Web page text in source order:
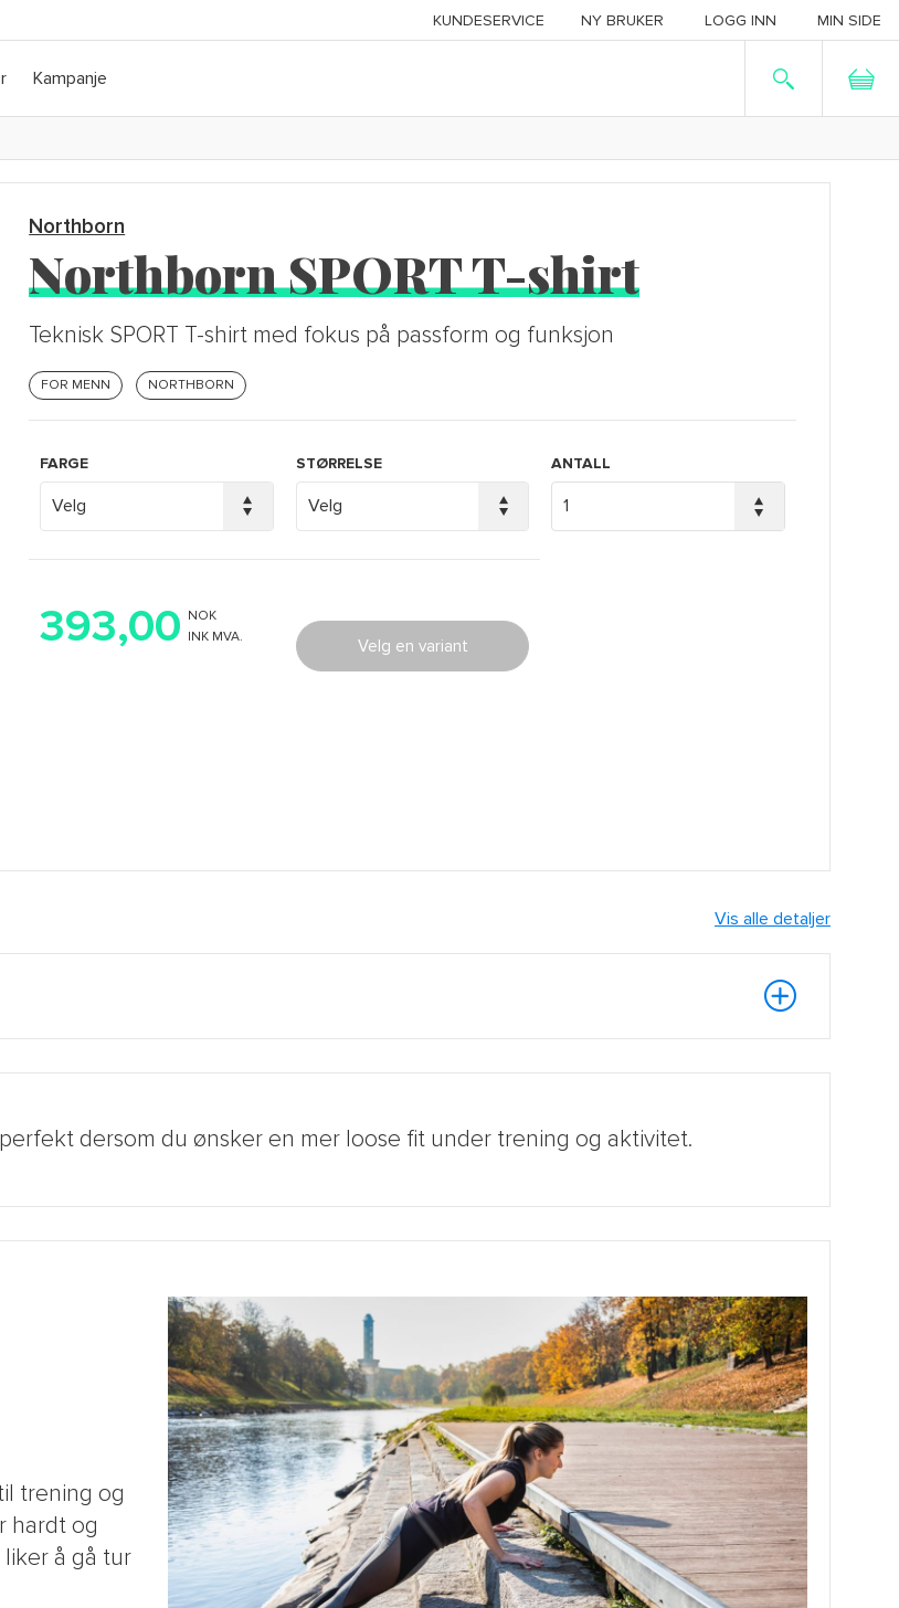
KUNDESERVICE NY BRUKER LOGG INN MIN SIDE
Kampanje
Northborn
Northborn SPORT T-shirt
Teknisk SPORT T-shirt med fokus på passform og funksjon
FOR MENN NORTHBORN
FARGE STØRRELSE ANTALL
393,00 NOK
INK MVA.
Velg en variant
Vis alle detaljer
dersom du ønsker en mer loose fit under trening og aktivitet.
trening og
hardt og
å gå tur